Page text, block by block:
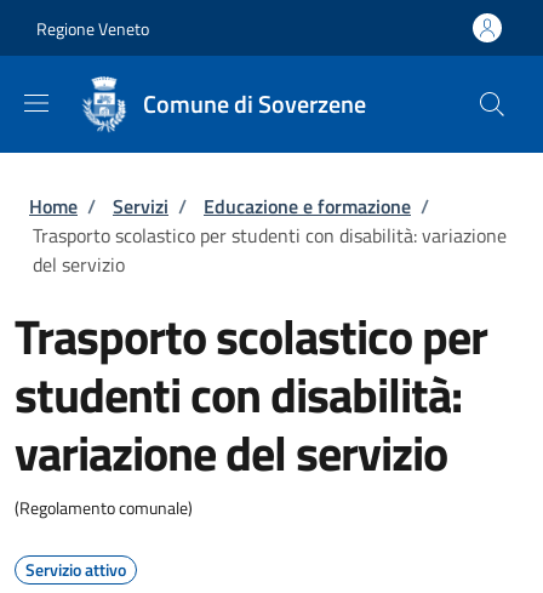
Regione Veneto
Comune di Soverzene
Briciole di pane
Home / Servizi / Educazione e formazione /
Trasporto scolastico per studenti con disabilità: variazione
del servizio
Trasporto scolastico per
studenti con disabilità:
variazione del servizio
(Regolamento comunale)
Servizio attivo